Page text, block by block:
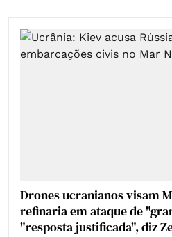
Drones ucranianos visam
refinaria em ataque de
"resposta justificada", diz